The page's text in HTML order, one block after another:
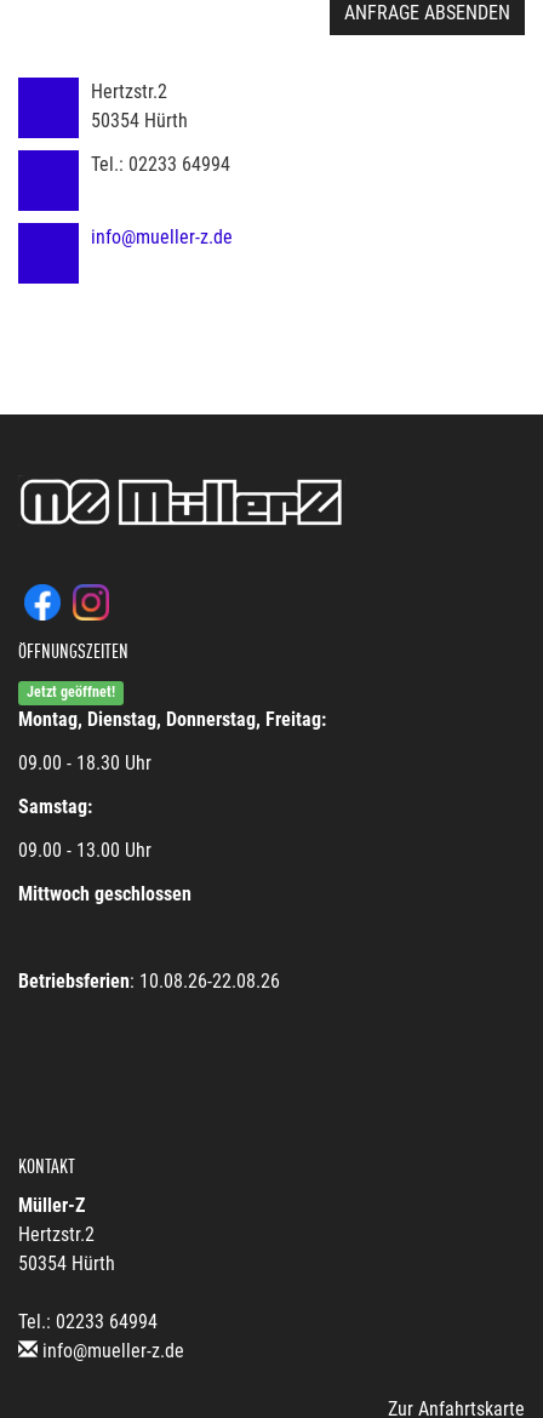
ANFRAGE ABSENDEN
Hertzstr.2
50354 Hürth
Tel.: 02233 64994
info@mueller-z.de
ÖFFNUNGSZEITEN
Jetzt geöffnet!
Montag, Dienstag, Donnerstag, Freitag:
09.00 - 18.30 Uhr
Samstag:
09.00 - 13.00 Uhr
Mittwoch geschlossen
Betriebsferien: 10.08.26-22.08.26
KONTAKT
Müller-Z
Hertzstr.2
50354 Hürth
Tel.: 02233 64994
info@mueller-z.de
Zur Anfahrtskarte